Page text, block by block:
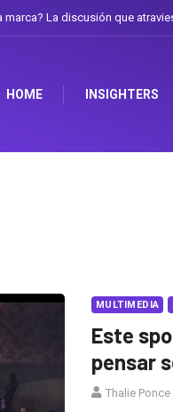
marca? La discusión que
HOME INSIGHTERS
MULTIMEDIA
Este
pensar
Thalie Ponce